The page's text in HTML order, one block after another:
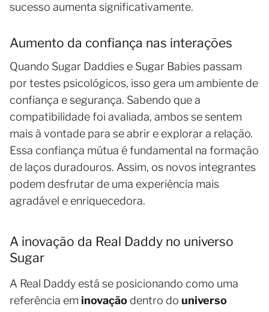
sucesso aumenta significativamente.
Aumento da confiança nas interações
Quando Sugar Daddies e Sugar Babies passam
por testes psicológicos, isso gera um ambiente de
confiança e segurança. Sabendo que a
compatibilidade foi avaliada, ambos se sentem
mais à vontade para se abrir e explorar a relação.
Essa confiança mútua é fundamental na formação
de laços duradouros. Assim, os novos integrantes
podem desfrutar de uma experiência mais
agradável e enriquecedora.
A inovação da Real Daddy no universo
Sugar
A Real Daddy está se posicionando como uma
referência em inovação dentro do universo